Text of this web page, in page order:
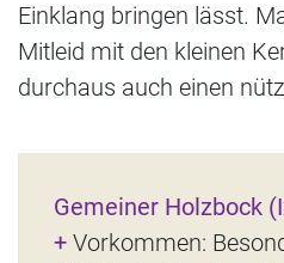
Einklang bringen lässt.
Mitleid mit den kleinen
durchaus auch einen
Gemeiner Holzbock
+ Vorkommen: